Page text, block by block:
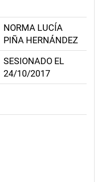
NORMA LUCÍA
PIÑA HERNÁNDEZ
SESIONADO EL
24/10/2017